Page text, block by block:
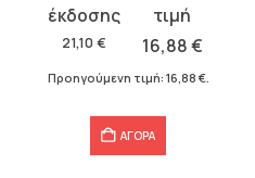
21,10 €
price
was:
21,10 €.
16,88€
τρέχουσα
τιμή
είναι:
Προηγούμενη τιμή: 16,88 €.
ΑΓΟΡΑ